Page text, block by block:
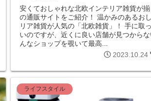
安くておしゃれな北欧インテリア雑貨が
の通販サイトをご紹介！ 温かみのあるお
リア雑貨が人気の「北欧雑貨」！ 手に取
いのですが、近くに良い店舗が見つから
んなショップを覗いて最高...
2023.10.24
ライフスタイル